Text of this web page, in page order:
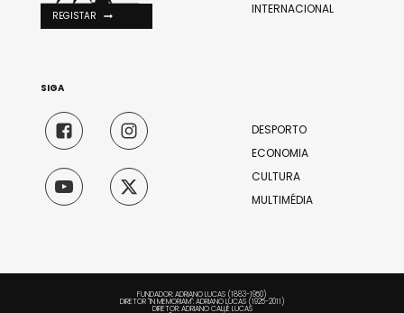
INTERNACIONAL
DESPORTO
ECONOMIA
CULTURA
MULTIMÉDIA
REGISTAR
SIGA
FUNDADOR: ADRIANO LUCAS (1883-1950)
DIRETOR "IN MEMORIAM": ADRIANO LUCAS (1925-2011)
DIRETOR: ADRIANO CALLÉ LUCAS